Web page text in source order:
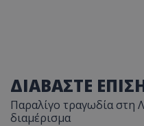
ΔΙΑΒΑΣΤΕ
Παραλίγο τραγωδία στη
διαμέρισμα